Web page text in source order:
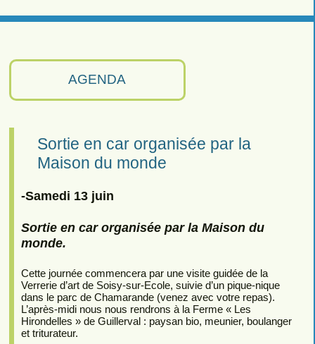
AGENDA
Sortie en car organisée par la
Maison du monde
-Samedi 13 juin
Sortie en car organisée par la Maison du
monde.
Cette journée commencera par une visite guidée de la
Verrerie d’art de Soisy-sur-Ecole, suivie d’un pique-nique
dans le parc de Chamarande (venez avec votre repas).
L’après-midi nous nous rendrons à la Ferme « Les
Hirondelles » de Guillerval : paysan bio, meunier, boulanger
et triturateur.